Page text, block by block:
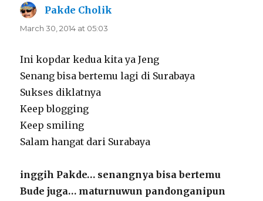
Pakde Cholik
March 30, 2014 at 05:03
Ini kopdar kedua kita ya Jeng
Senang bisa bertemu lagi di Surabaya
Sukses diklatnya
Keep blogging
Keep smiling
Salam hangat dari Surabaya
inggih Pakde… senangnya bisa bertemu
Bude juga… maturnuwun pandonganipun